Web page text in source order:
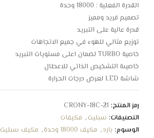
القدرة الفعلية : 18000 وحدة
تصميم فريد ومميز
قدرة عالية على التبريد
توزيع مثالي للهوء في جميع الاتجاهات
خاصية TURBO لضمان اعلى مستويات التبريد
خاصيىة التشخيص الذاتي للاعطال
شاشة LED لعرض درجات الحرارة
فلتر عالي الكفاءة لتنقية الهواء
خاصية FOLLOW ME
مزود بمؤقت للتحكم فى التشغيل والايقاف
يمتاز بهدوئه التام اثناء التشغيل
رمز المنتج: CRONY-18C-21
التصنيفات: سبليت, مكيفات
الوسوم: بارد, مكيف 18000 وحدة , مكيف سبليت